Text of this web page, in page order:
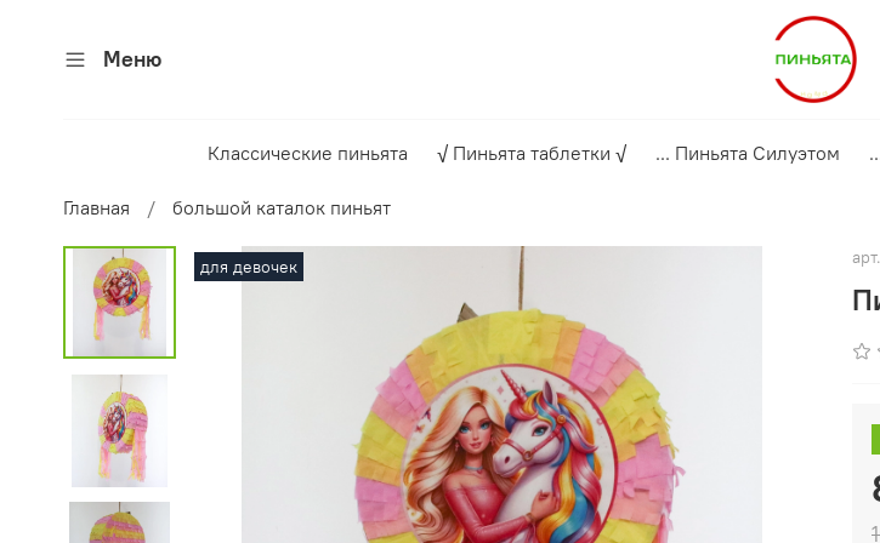
Меню
Классические пиньята √ Пиньята таблетки √ ... Пиньята Силуэтом
Главная большой каталок пиньят
для девочек арт.